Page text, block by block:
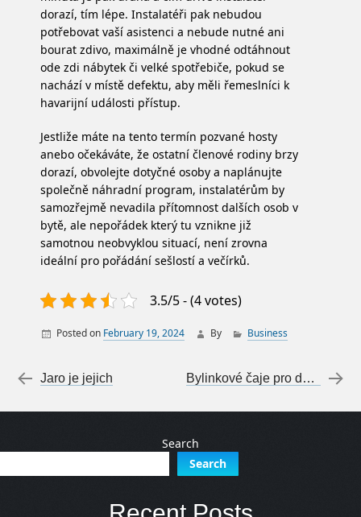
dorazí, tím lépe. Instalatéři pak nebudou
potřebovat vaší asistenci a nebude nutné ani
bourat zdivo, maximálně je vhodné odtáhnout
ode zdi nábytek či velké spotřebiče, pokud se
nachází v místě defektu, aby měli řemeslníci k
havarijní události přístup.
Jestliže máte na tento termín pozvané hosty
anebo očekáváte, že ostatní členové rodiny brzy
dorazí, obvolejte dotyčné osoby a naplánujte
společně náhradní program, instalatérům by
samozřejmě nevadila přítomnost dalších osob v
bytě, ale nepořádek který tu vznikne již
samotnou neobvyklou situací, není zrovna
ideální pro pořádání sešlostí a večírků.
3.5/5 - (4 votes)
Posted on February 19, 2024 By Business
Post navigation
←
Jaro je jejich Bylinkové čaje pro dobrou náladu
Search
Search